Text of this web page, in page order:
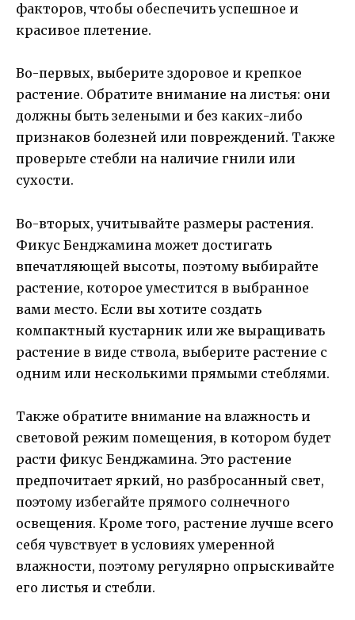
факторов, чтобы обеспечить успешное и
красивое плетение.
Во-первых, выберите здоровое и крепкое
растение. Обратите внимание на листья: они
должны быть зелеными и без каких-либо
признаков болезней или повреждений. Также
проверьте стебли на наличие гнили или
сухости.
Во-вторых, учитывайте размеры растения.
Фикус Бенджамина может достигать
впечатляющей высоты, поэтому выбирайте
растение, которое уместится в выбранное
вами место. Если вы хотите создать
компактный кустарник или же выращивать
растение в виде ствола, выберите растение с
одним или несколькими прямыми стеблями.
Также обратите внимание на влажность и
световой режим помещения, в котором будет
расти фикус Бенджамина. Это растение
предпочитает яркий, но разбросанный свет,
поэтому избегайте прямого солнечного
освещения. Кроме того, растение лучше всего
себя чувствует в условиях умеренной
влажности, поэтому регулярно опрыскивайте
его листья и стебли.